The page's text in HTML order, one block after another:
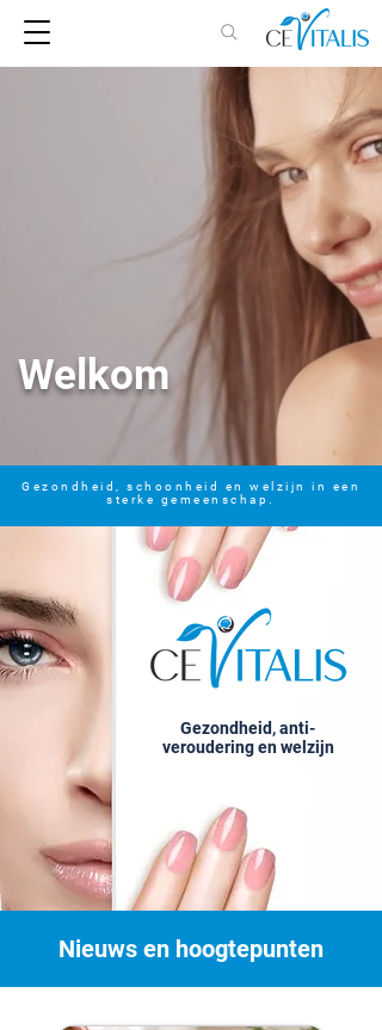
Welkom
Gezondheid, schoonheid en welzijn in een
sterke gemeenschap.
Gezondheid, anti-
veroudering en welzijn
Nieuws en hoogtepunten